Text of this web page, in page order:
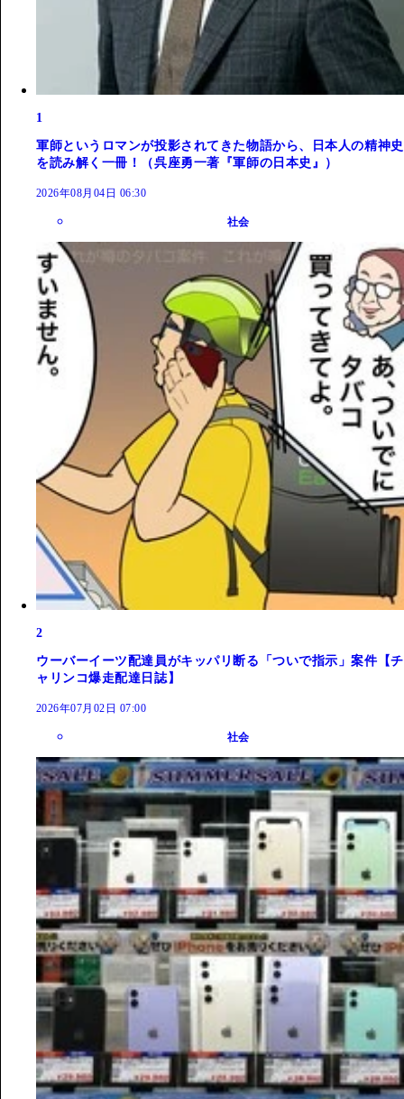
1
軍師というロマンが投影されてきた物語から、日本人の精神史
を読み解く一冊！（呉座勇一著『軍師の日本史』）
2026年08月04日 06:30
社会
2
ウーバーイーツ配達員がキッパリ断る「ついで指示」案件【チ
ャリンコ爆走配達日誌】
2026年07月02日 07:00
社会